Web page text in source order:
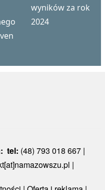
wyników za rok
2024
tel: (48) 793 018 667 |
|